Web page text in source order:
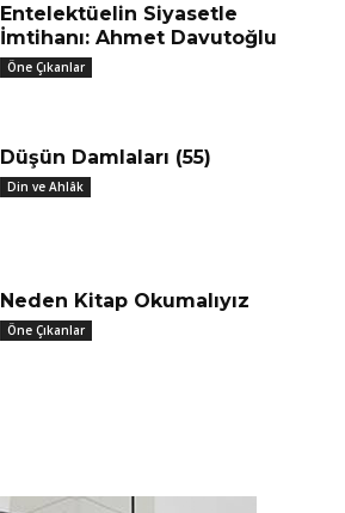
Entelektüelin Siyasetle
İmtihanı: Ahmet Davutoğlu
Öne Çıkanlar
Düşün Damlaları (55)
Din ve Ahlâk
Neden Kitap Okumalıyız
Öne Çıkanlar